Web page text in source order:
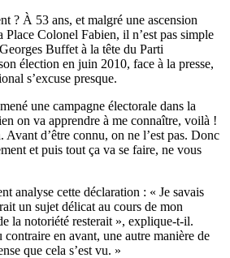
? À 53 ans, et malgré une ascension
Place Colonel Fabien, il n’est pas simple
Buffet à la tête du Parti
élection en juin 2010, face à la presse,
s’excuse presque.
une campagne électorale dans la
on va apprendre à me connaître, voilà !
Avant d’être connu, on ne l’est pas. Donc
et puis tout ça va se faire, ne vous
analyse cette déclaration : « Je savais
un sujet délicat au cours de mon
la notoriété resterait », explique-t-il.
contraire en avant, une autre manière de
que cela s’est vu. »